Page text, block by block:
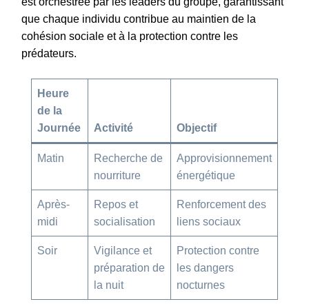
que chaque individu contribue au maintien de la
cohésion sociale et à la protection contre les
prédateurs.
Heure
de la
Journée
Activité Objectif
Matin
Recherche de
nourriture
Approvisionnement
énergétique
Après-
midi
Repos et
socialisation
Renforcement des
liens sociaux
Soir
Vigilance et
préparation de
la nuit
Protection contre
les dangers
nocturnes